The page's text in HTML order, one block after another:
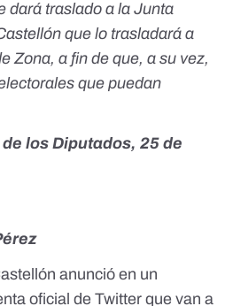
dará traslado a la Junta
que lo trasladará a
Zona, a fin de que, a su vez,
que puedan
los Diputados, 25 de
anunció en un
oficial de Twitter que van a